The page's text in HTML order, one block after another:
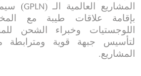
المشاريع العالمية الـ (GPLN
)
بإقامة علاقات طيبة مع
اللوجستيات وخبراء
الشحن
لتأسيس
جبهة قوية ومترابطة
المشاريع.